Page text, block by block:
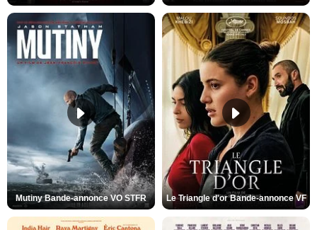
Mutiny Bande-annonce VO STFR Le Triangle d'or Bande-annonce VF